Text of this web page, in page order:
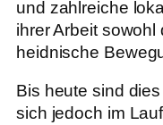
und zahlreiche
ihrer Arbeit
heidnische
Bis heute sind
sich jedoch im